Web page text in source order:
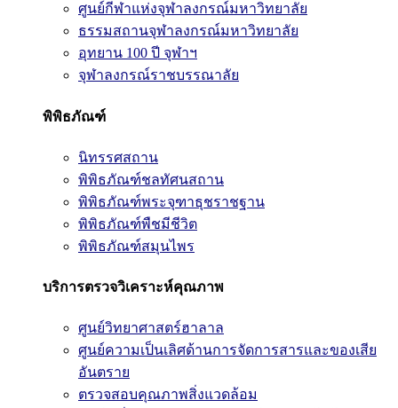
ศูนย์กีฬาแห่งจุฬาลงกรณ์มหาวิทยาลัย
ธรรมสถานจุฬาลงกรณ์มหาวิทยาลัย
อุทยาน 100 ปี จุฬาฯ
จุฬาลงกรณ์ราชบรรณาลัย
พิพิธภัณฑ์
นิทรรศสถาน
พิพิธภัณฑ์ชลทัศนสถาน
พิพิธภัณฑ์พระจุฑาธุชราชฐาน
พิพิธภัณฑ์พืชมีชีวิต
พิพิธภัณฑ์สมุนไพร
บริการตรวจวิเคราะห์คุณภาพ
ศูนย์วิทยาศาสตร์ฮาลาล
ศูนย์ความเป็นเลิศด้านการจัดการสารและของเสีย
อันตราย
ตรวจสอบคุณภาพสิ่งแวดล้อม